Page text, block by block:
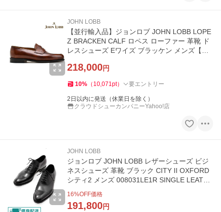
JOHN LOBB
【並行輸入品】ジョンロブ JOHN LOBB LOPE
Z BRACKEN CALF ロペス ローファー 革靴 ド
レスシューズ Eワイズ ブラッケン メンズ【送
218,000円
10% （ 10,071pt） 要エントリー
2日以内に発送（休業日を除く）
クラウドシューカンパニーYahoo!店
JOHN LOBB
ジョンロブ JOHN LOBB レザーシューズ ビジ
ネスシューズ 革靴 ブラック CITY II OXFORD
シティ2 メンズ 008031LE1R SINGLE LEATHE
16%OFF価格
191,800円